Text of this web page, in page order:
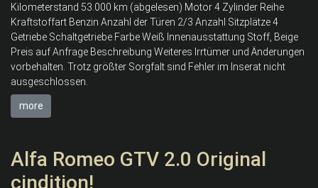
Kilometerstand 53.000 km (abgelesen) Motor 4 Zylinder Reihe
Kraftstoffart Benzin Anzahl der Türen 2/3 Anzahl Sitzplätze 4
Getriebe Schaltgetriebe Farbe Weiß Innenausstattung Stoff, Beige
Preis auf Anfrage Beschreibung Weiteres Irrtümer und Änderungen
vorbehalten. Trotz größter Sorgfalt sind Fehler im Inserat nicht
ausgeschlossen.
more
Alfa Romeo GTV 2.0 Original
cindition!